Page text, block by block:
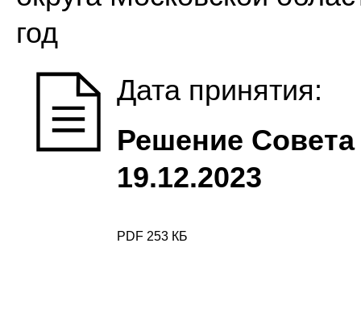
год
Дата принятия:
Решение
19.12.2023
PDF 253 КБ